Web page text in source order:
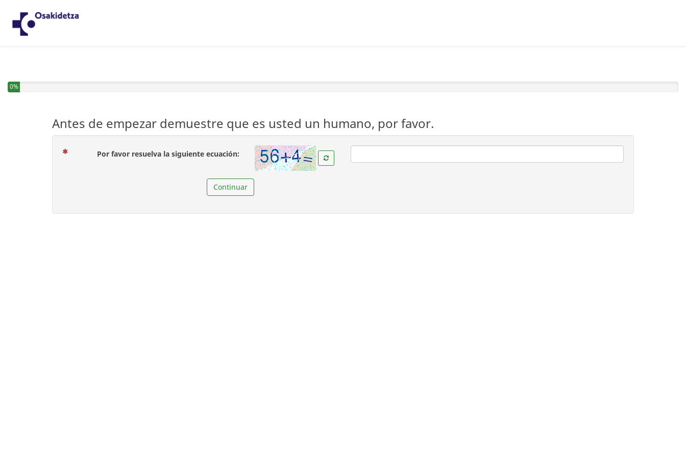
0%
Antes de empezar demuestre que es usted un humano, por favor.
Por favor resuelva la siguiente ecuación:( Obligatoria )
Continuar